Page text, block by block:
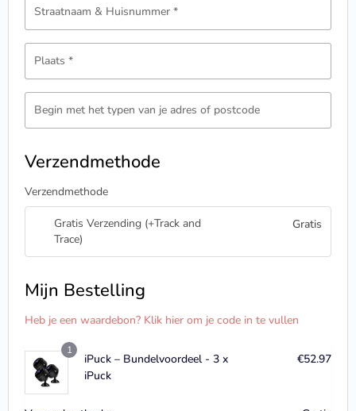
Straatnaam & Huisnummer *
Plaats *
Begin met het typen van je adres of postcode
Verzendmethode
Verzendmethode
Gratis Verzending (+Track and
Trace)
Gratis
Mijn Bestelling
Heb je een waardebon? Klik hier om je code in te vullen
1
iPuck – Bundelvoordeel - 3 x
iPuck
€52.97